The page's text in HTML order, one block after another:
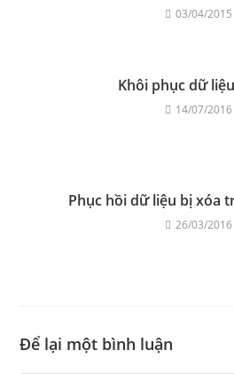
03/04/2015
Khôi phục dữ
14/07/2016
Phục hồi dữ liệu bị xóa
26/03/2016
Để lại một bình luận